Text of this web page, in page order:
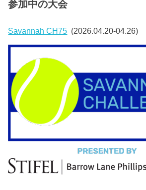
参加中の大会
Savannah CH75 (2026.04.20-04.26)